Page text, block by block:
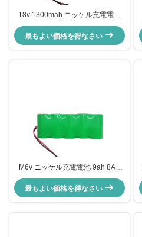
18v 1300mah ニッケル充電電池
ニンヒ充電電池 Aa パック
最もよい価格を得なさい
M6v ニッケル充電電池 9ah 8Ah
8.5Ah Nimh Dセル電池
最もよい価格を得なさい